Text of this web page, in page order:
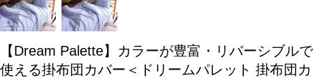
【Dream Palette】カラーが豊富・リバーシブルで
使える掛布団カバー＜ドリームパレット 掛布団カ